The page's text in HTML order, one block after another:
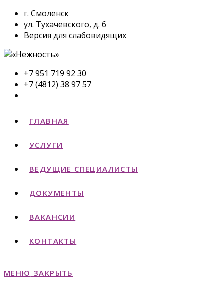
г. Смоленск
ул. Тухачевского, д. 6
Версия для слабовидящих
+7 951 719 92 30
+7 (4812) 38 97 57
ГЛАВНАЯ
УСЛУГИ
ВЕДУЩИЕ СПЕЦИАЛИСТЫ
ДОКУМЕНТЫ
ВАКАНСИИ
КОНТАКТЫ
МЕНЮ ЗАКРЫТЬ